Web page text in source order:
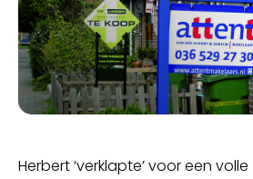
Herbert ‘verklapte’ voor een